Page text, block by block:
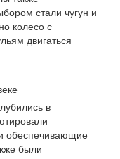
стали чугун и
колесо с
двигаться
в
обеспечивающие
были